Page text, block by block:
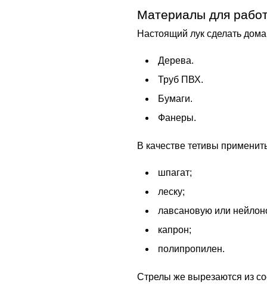
Материалы для
Настоящий лук сделать
Дерева.
Труб ПВХ.
Бумаги.
Фанеры.
В качестве тетивы
шпагат;
леску;
лавсановую или
капрон;
полипропилен.
Стрелы же вырезаются из